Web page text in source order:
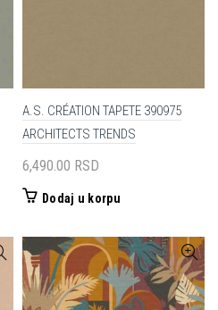
A.S. CRÉATION TAPETE 390975
ARCHITECTS TRENDS
6,490.00 RSD
Dodaj u korpu